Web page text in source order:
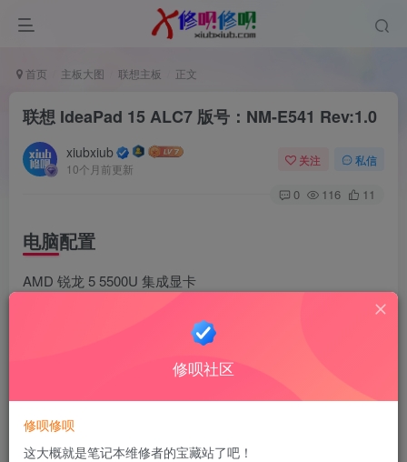
首页 主板大图 联想主板 正文
联想 IdeaPad 15 ALC7 版号：NM-E541 Rev:1.0
xiubxiub
10个月前更新
关注 私信
0 116 11
电脑配置
AMD 锐龙 5 5500U 集成显卡
修呗社区
修呗修呗
这大概就是笔记本维修者的宝藏站了吧！